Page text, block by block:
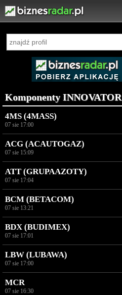
Komponenty INNOVATOR
4MS (4MASS)
07 sie 17:00
ACG (ACAUTOGAZ)
07 sie 15:09
ATT (GRUPAAZOTY)
07 sie 17:04
BCM (BETACOM)
07 sie 13:21
BDX (BUDIMEX)
07 sie 17:01
LBW (LUBAWA)
07 sie 17:00
MCR
07 sie 16:30